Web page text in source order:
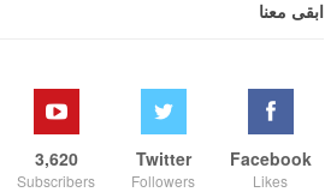
ابقى معنا
Facebook
Likes
Twitter
Followers
3,620
Subscribers